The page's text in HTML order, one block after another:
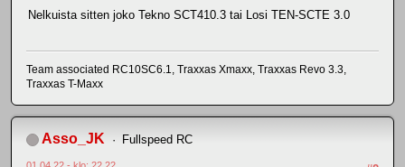
Nelkuista sitten joko Tekno SCT410.3 tai Losi TEN-SCTE 3.0
Team associated RC10SC6.1, Traxxas Xmaxx, Traxxas Revo 3.3,
Traxxas T-Maxx
Asso_JK Fullspeed RC